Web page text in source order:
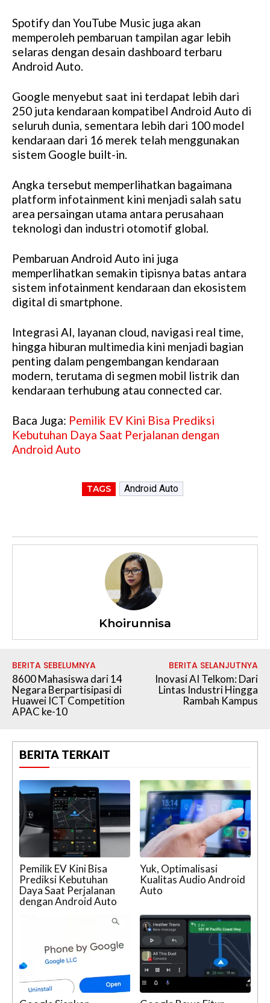
Spotify dan YouTube Music juga akan
memperoleh pembaruan tampilan agar lebih
selaras dengan desain dashboard terbaru
Android Auto.
Google menyebut saat ini terdapat lebih dari
250 juta kendaraan kompatibel Android Auto di
seluruh dunia, sementara lebih dari 100 model
kendaraan dari 16 merek telah menggunakan
sistem Google built-in.
Angka tersebut memperlihatkan bagaimana
platform infotainment kini menjadi salah satu
area persaingan utama antara perusahaan
teknologi dan industri otomotif global.
Pembaruan Android Auto ini juga
memperlihatkan semakin tipisnya batas antara
sistem infotainment kendaraan dan ekosistem
digital di smartphone.
Integrasi AI, layanan cloud, navigasi real time,
hingga hiburan multimedia kini menjadi bagian
penting dalam pengembangan kendaraan
modern, terutama di segmen mobil listrik dan
kendaraan terhubung atau connected car.
Baca Juga: Pemilik EV Kini Bisa Prediksi
Kebutuhan Daya Saat Perjalanan dengan
Android Auto
TAGS Android Auto
Khoirunnisa
BERITA SEBELUMNYA
8600 Mahasiswa dari 14
Negara Berpartisipasi di
Huawei ICT Competition
APAC ke-10
BERITA SELANJUTNYA
Inovasi AI Telkom: Dari
Lintas Industri Hingga
Rambah Kampus
BERITA TERKAIT
Pemilik EV Kini Bisa
Prediksi Kebutuhan
Daya Saat Perjalanan
dengan Android Auto
Yuk, Optimalisasi
Kualitas Audio Android
Auto